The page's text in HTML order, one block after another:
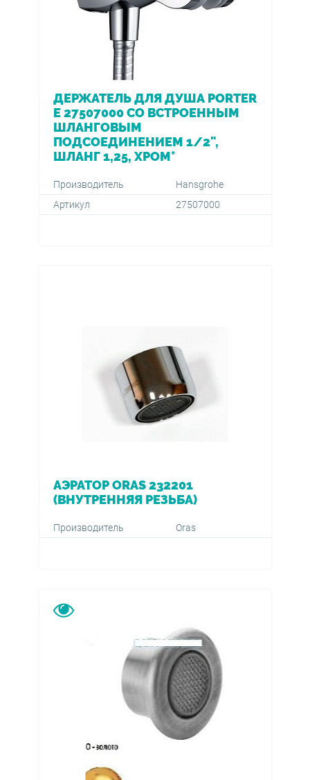
ДЕРЖАТЕЛЬ ДЛЯ ДУША PORTER
E 27507000 СО ВСТРОЕННЫМ
ШЛАНГОВЫМ
ПОДСОЕДИНЕНИЕМ 1/2",
ШЛАНГ 1,25, ХРОМ*
Производитель
Hansgrohe
Артикул
27507000
АЭРАТОР ORAS 232201
(ВНУТРЕННЯЯ РЕЗЬБА)
Производитель Oras